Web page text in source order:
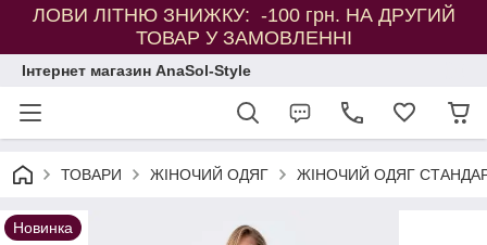
ЛОВИ ЛІТНЮ ЗНИЖКУ: -100 грн. НА ДРУГИЙ
ТОВАР У ЗАМОВЛЕННІ
Інтернет магазин AnaSol-Style
ТОВАРИ ЖІНОЧИЙ ОДЯГ ЖІНОЧИЙ ОДЯГ
Новинка